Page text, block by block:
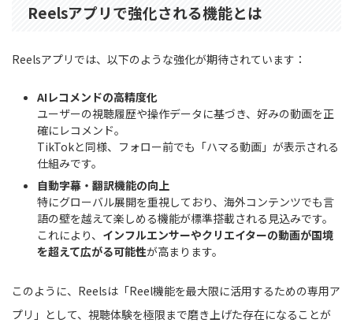
Reelsアプリで強化される機能とは
Reelsアプリでは、以下のような強化が期待されています：
AIレコメンドの高精度化
ユーザーの視聴履歴や操作データに基づき、好みの動画を正
確にレコメンド。
TikTokと同様、フォロー前でも「ハマる動画」が表示される
仕組みです。
自動字幕・翻訳機能の向上
特にグローバル展開を重視しており、海外コンテンツでも言
語の壁を越えて楽しめる機能が標準搭載される見込みです。
これにより、 インフルエンサーやクリエイターの動画が国境
を超えて広がる可能性が高まります。
このように、Reelsは「Reel機能を最大限に活用するための専用ア
プリ」として、視聴体験を極限まで磨き上げた存在になることが